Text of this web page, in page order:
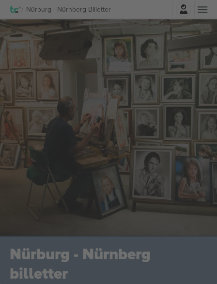
Nürburg - Nürnberg Billetter
Nürburg - Nürnberg
billetter